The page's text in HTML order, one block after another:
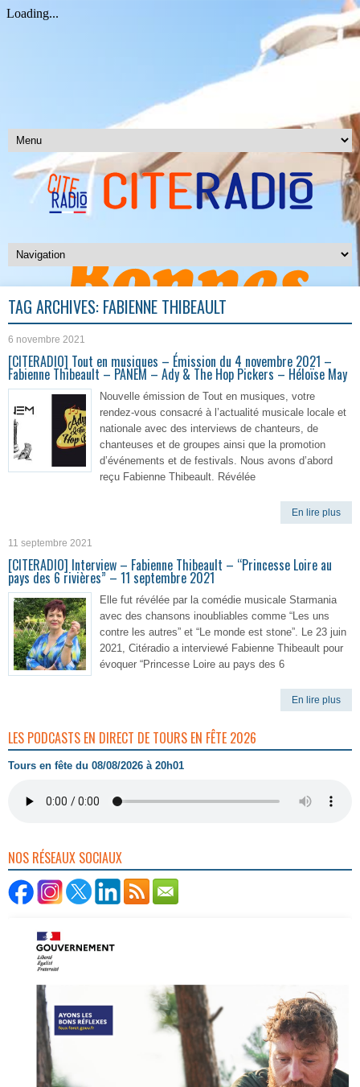
TAG ARCHIVES: FABIENNE THIBEAULT
6 novembre 2021
[CITERADIO] Tout en musiques – Émission du 4 novembre 2021 –
Fabienne Thibeault – PANEM – Ady & The Hop Pickers – Héloïse May
Nouvelle émission de Tout en musiques, votre
rendez-vous consacré à l’actualité musicale locale et
nationale avec des interviews de chanteurs, de
chanteuses et de groupes ainsi que la promotion
d’événements et de festivals. Nous avons d’abord
reçu Fabienne Thibeault. Révélée
En lire plus
11 septembre 2021
[CITERADIO] Interview – Fabienne Thibeault – “Princesse Loire au
pays des 6 rivières” – 11 septembre 2021
Elle fut révélée par la comédie musicale Starmania
avec des chansons inoubliables comme “Les uns
contre les autres” et “Le monde est stone”. Le 23 juin
2021, Citéradio a interviewé Fabienne Thibeault pour
évoquer “Princesse Loire au pays des 6
En lire plus
LES PODCASTS EN DIRECT DE TOURS EN FÊTE 2026
Tours en fête du 08/08/2026 à 20h01
NOS RÉSEAUX SOCIAUX